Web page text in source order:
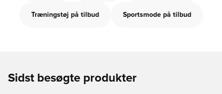
Træningstøj på tilbud Sportsmode på tilbud
Sidst besøgte produkter